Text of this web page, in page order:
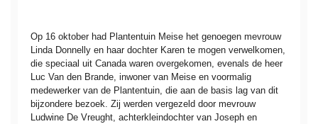
Op 16 oktober had Plantentuin Meise het genoegen mevrouw
Linda Donnelly en haar dochter Karen te mogen verwelkomen,
die speciaal uit Canada waren overgekomen, evenals de heer
Luc Van den Brande, inwoner van Meise en voormalig
medewerker van de Plantentuin, die aan de basis lag van dit
bijzondere bezoek. Zij werden vergezeld door mevrouw
Ludwine De Vreught, achterkleindochter van Joseph en